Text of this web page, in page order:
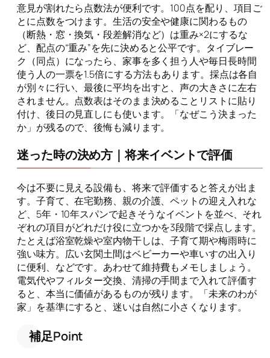
意見が割れたら点数法が便利です。100点を配り、項目ご
とに点数をつけます。生活の安全や健康に関わるもの
（断熱・窓・換気・段差解消など）は重み×2にするな
ど、配点の“重み”を先に決めると公平です。タイブレー
ク（同点）になったら、家事を多く担う人や毎日長時間
使う人の一票を1.5倍にする方法もあります。採点は各自
が別々に行い、最後に平均を出すと、声の大きさに左右
されません。点数表はそのまま決めることリストに貼り
付け、後日の見直しにも使います。「なぜこう決まった
か」が残るので、後悔も減ります。
迷った時の決め方｜将来イベントで評価
今は不要に見える設備も、将来で評価すると答えが出ま
す。子育て、在宅勤務、親の介護、ペットの迎え入れな
ど、5年・10年スパンで起きそうなイベントを並べ、それ
ぞれの項目がどれだけ役に立つかを3段階で採点します。
たとえば浴室乾燥や室内物干しは、子育て期や梅雨時に
強い味方。広い玄関土間はベビーカーや車いすの出入り
に便利、などです。あわせて維持費もメモしましょう。
電気代やフィルター交換、清掃の手間まで入れて評価す
ると、本当に価値があるものが残ります。「未来のわが
家」を基準にすると、迷いは自然に小さくなります。
補足Point